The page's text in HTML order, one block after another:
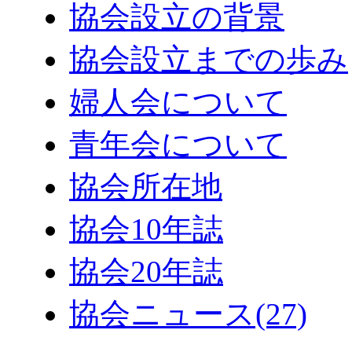
協会設立の背景
協会設立までの歩み
婦人会について
青年会について
協会所在地
協会10年誌
協会20年誌
協会ニュース(27)